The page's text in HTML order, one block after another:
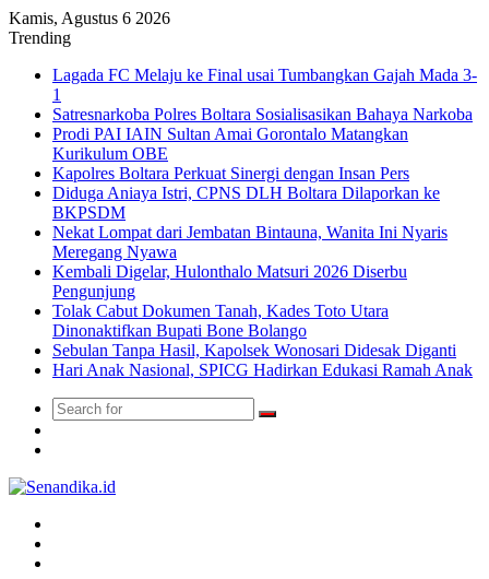
Kamis, Agustus 6 2026
Trending
Lagada FC Melaju ke Final usai Tumbangkan Gajah Mada 3-
1
Satresnarkoba Polres Boltara Sosialisasikan Bahaya Narkoba
Prodi PAI IAIN Sultan Amai Gorontalo Matangkan
Kurikulum OBE
Kapolres Boltara Perkuat Sinergi dengan Insan Pers
Diduga Aniaya Istri, CPNS DLH Boltara Dilaporkan ke
BKPSDM
Nekat Lompat dari Jembatan Bintauna, Wanita Ini Nyaris
Meregang Nyawa
Kembali Digelar, Hulonthalo Matsuri 2026 Diserbu
Pengunjung
Tolak Cabut Dokumen Tanah, Kades Toto Utara
Dinonaktifkan Bupati Bone Bolango
Sebulan Tanpa Hasil, Kapolsek Wonosari Didesak Diganti
Hari Anak Nasional, SPICG Hadirkan Edukasi Ramah Anak
Search